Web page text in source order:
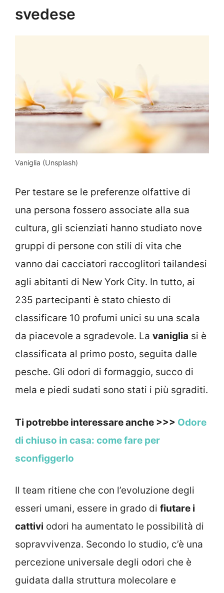
svedese
Vaniglia (Unsplash)
Per testare se le preferenze olfattive di
una persona fossero associate alla sua
cultura, gli scienziati hanno studiato nove
gruppi di persone con stili di vita che
vanno dai cacciatori raccoglitori tailandesi
agli abitanti di New York City. In tutto, ai
235 partecipanti è stato chiesto di
classificare 10 profumi unici su una scala
da piacevole a sgradevole. La vaniglia si è
classificata al primo posto, seguita dalle
pesche. Gli odori di formaggio, succo di
mela e piedi sudati sono stati i più sgraditi.
Ti potrebbe interessare anche >>> Odore
di chiuso in casa: come fare per
sconfiggerlo
Il team ritiene che con l’evoluzione degli
esseri umani, essere in grado di fiutare i
cattivi odori ha aumentato le possibilità di
sopravvivenza. Secondo lo studio, c’è una
percezione universale degli odori che è
guidata dalla struttura molecolare e